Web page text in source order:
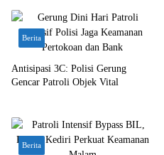
Berita
Antisipasi 3C: Polisi Gerung
Gencar Patroli Objek Vital
Berita